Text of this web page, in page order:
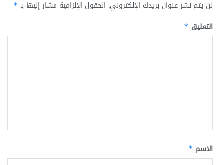
لن يتم نشر عنوان بريدك الإلكتروني. الحقول الإلزامية مشار إليها بـ *
التعليق *
الاسم *